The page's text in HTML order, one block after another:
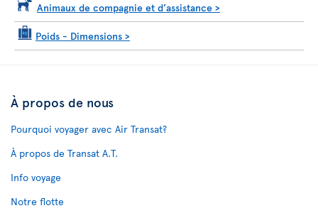
Animaux de compagnie et d’assistance >
Poids - Dimensions >
À propos de nous
Pourquoi voyager avec Air Transat?
À propos de Transat A.T.
Info voyage
Notre flotte